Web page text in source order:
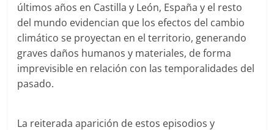
últimos años en Castilla y León, España y el resto
del mundo evidencian que los efectos del cambio
climático se proyectan en el territorio, generando
graves daños humanos y materiales, de forma
imprevisible en relación con las temporalidades del
pasado.
La reiterada aparición de estos episodios y